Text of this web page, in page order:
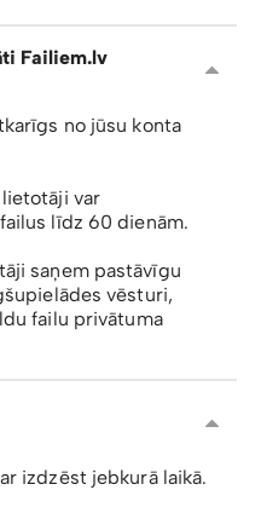
Failiem.lv
no jūsu konta
var
līdz 60 dienām.
saņem pastāvīgu
vēsturi,
failu privātuma
izdzēst jebkurā laikā.